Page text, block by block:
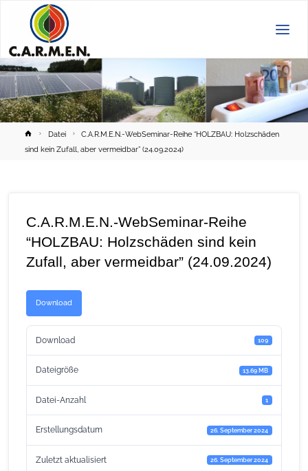
HomeDatei
C.A.R.M.E.N.-WebSeminar-Reihe “HOLZBAU: Holzschäden
sind kein Zufall, aber vermeidbar” (24.09.2024)
C.A.R.M.E.N.-WebSeminar-Reihe
“HOLZBAU: Holzschäden sind kein
Zufall, aber vermeidbar” (24.09.2024)
Download
Download 109
Dateigröße 13.69 MB
Datei-Anzahl 1
Erstellungsdatum 26. September 2024
Zuletzt aktualisiert 26. September 2024